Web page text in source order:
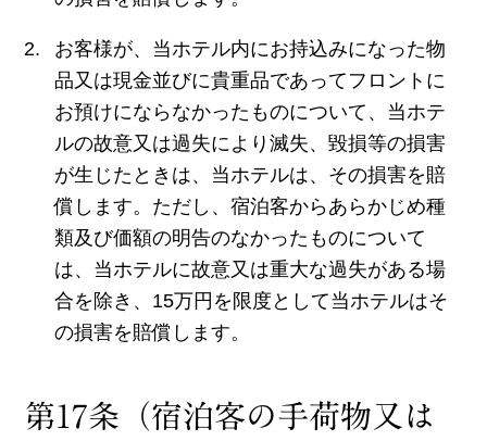
お客様が、当ホテル内にお持込みになった物
品又は現金並びに貴重品であってフロントに
お預けにならなかったものについて、当ホテ
ルの故意又は過失により滅失、毀損等の損害
が生じたときは、当ホテルは、その損害を賠
償します。ただし、宿泊客からあらかじめ種
類及び価額の明告のなかったものについて
は、当ホテルに故意又は重大な過失がある場
合を除き、15万円を限度として当ホテルはそ
の損害を賠償します。
第17条（宿泊客の手荷物又は